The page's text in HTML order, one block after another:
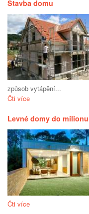
Stavba domu
způsob vytápění...
Čti více
Levné domy do milionu
Čti více